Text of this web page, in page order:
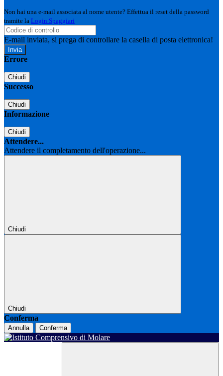
Non hai una e-mail associata al nome utente? Effettua il reset della password
tramite la Login Spaggiari
E-mail inviata, si prega di controllare la casella di posta elettronica!
Errore
Chiudi
Successo
Chiudi
Informazione
Chiudi
Attendere...
Attendere il completamento dell'operazione...
Chiudi
Chiudi
Conferma
Annulla Conferma